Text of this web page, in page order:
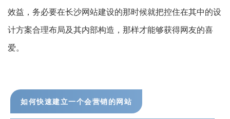
效益，务必要在长沙网站建设的那时候就把控住在其中的设
计方案合理布局及其内部构造，那样才能够获得网友的喜
爱。
如何快速建立一个会营销的网站